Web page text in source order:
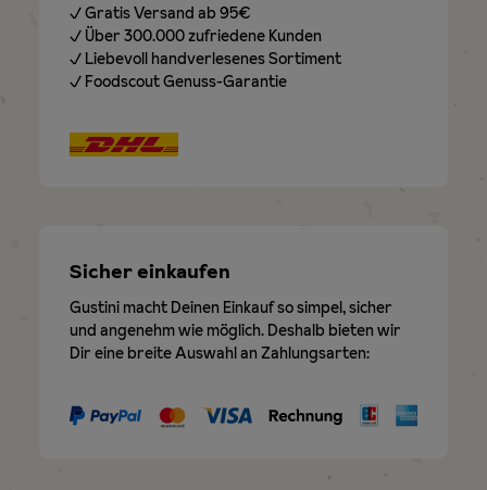
✓ Gratis Versand ab 95€
✓ Über 300.000 zufriedene Kunden
✓ Liebevoll handverlesenes Sortiment
✓ Foodscout Genuss-Garantie
Sicher einkaufen
Gustini macht Deinen Einkauf so simpel, sicher
und angenehm wie möglich. Deshalb bieten wir
Dir eine breite Auswahl an Zahlungsarten: